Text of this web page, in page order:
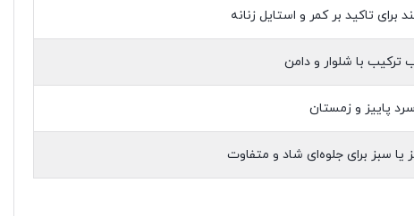
برای تاکید بر کمر و استایل زنانه
با شلوار و دامن
پاییز و زمستان
یا سبز برای جلوه‌ای شاد و متفاوت